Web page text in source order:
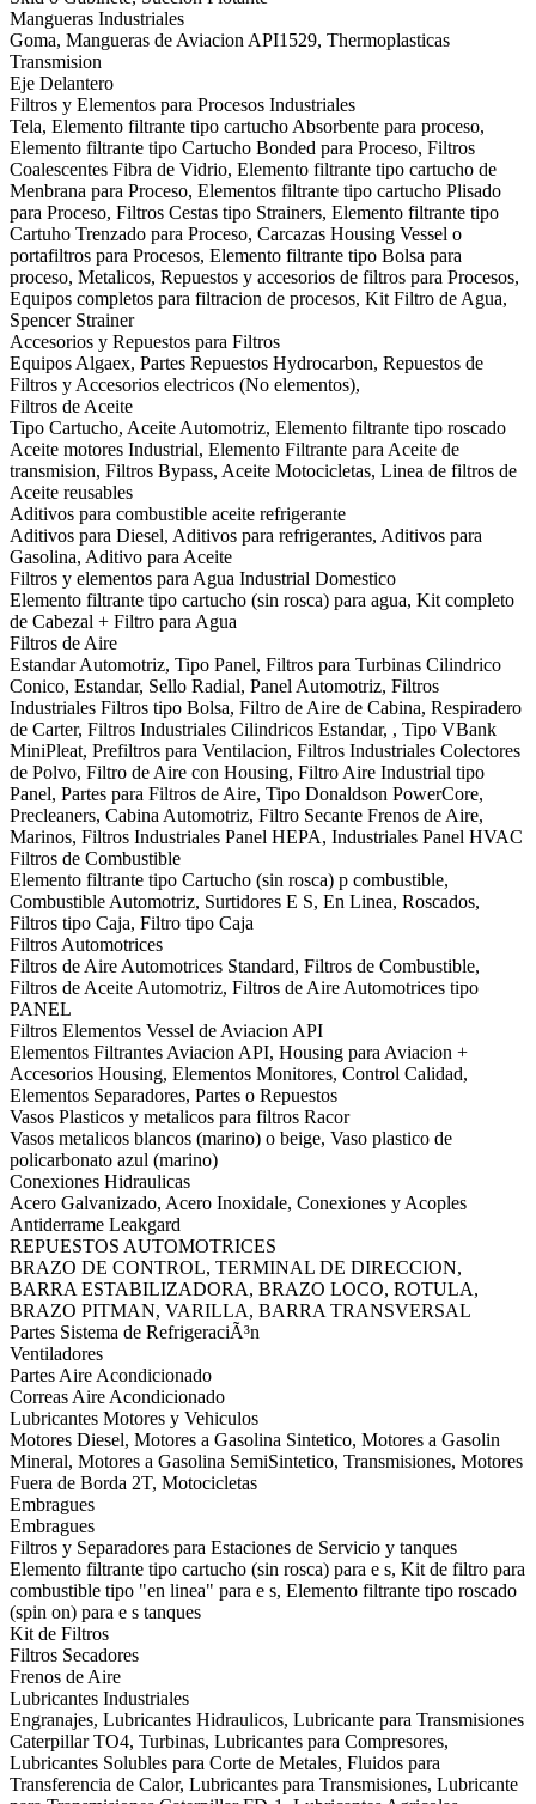
Mangueras Industriales
Goma, Mangueras de Aviacion API1529, Thermoplasticas
Transmision
Eje Delantero
Filtros y Elementos para Procesos Industriales
Tela, Elemento filtrante tipo cartucho Absorbente para proceso,
Elemento filtrante tipo Cartucho Bonded para Proceso, Filtros
Coalescentes Fibra de Vidrio, Elemento filtrante tipo cartucho de
Menbrana para Proceso, Elementos filtrante tipo cartucho Plisado
para Proceso, Filtros Cestas tipo Strainers, Elemento filtrante tipo
Cartuho Trenzado para Proceso, Carcazas Housing Vessel o
portafiltros para Procesos, Elemento filtrante tipo Bolsa para
proceso, Metalicos, Repuestos y accesorios de filtros para Procesos,
Equipos completos para filtracion de procesos, Kit Filtro de Agua,
Spencer Strainer
Accesorios y Repuestos para Filtros
Equipos Algaex, Partes Repuestos Hydrocarbon, Repuestos de
Filtros y Accesorios electricos (No elementos),
Filtros de Aceite
Tipo Cartucho, Aceite Automotriz, Elemento filtrante tipo roscado
Aceite motores Industrial, Elemento Filtrante para Aceite de
transmision, Filtros Bypass, Aceite Motocicletas, Linea de filtros de
Aceite reusables
Aditivos para combustible aceite refrigerante
Aditivos para Diesel, Aditivos para refrigerantes, Aditivos para
Gasolina, Aditivo para Aceite
Filtros y elementos para Agua Industrial Domestico
Elemento filtrante tipo cartucho (sin rosca) para agua, Kit completo
de Cabezal + Filtro para Agua
Filtros de Aire
Estandar Automotriz, Tipo Panel, Filtros para Turbinas Cilindrico
Conico, Estandar, Sello Radial, Panel Automotriz, Filtros
Industriales Filtros tipo Bolsa, Filtro de Aire de Cabina, Respiradero
de Carter, Filtros Industriales Cilindricos Estandar, , Tipo VBank
MiniPleat, Prefiltros para Ventilacion, Filtros Industriales Colectores
de Polvo, Filtro de Aire con Housing, Filtro Aire Industrial tipo
Panel, Partes para Filtros de Aire, Tipo Donaldson PowerCore,
Precleaners, Cabina Automotriz, Filtro Secante Frenos de Aire,
Marinos, Filtros Industriales Panel HEPA, Industriales Panel HVAC
Filtros de Combustible
Elemento filtrante tipo Cartucho (sin rosca) p combustible,
Combustible Automotriz, Surtidores E S, En Linea, Roscados,
Filtros tipo Caja, Filtro tipo Caja
Filtros Automotrices
Filtros de Aire Automotrices Standard, Filtros de Combustible,
Filtros de Aceite Automotriz, Filtros de Aire Automotrices tipo
PANEL
Filtros Elementos Vessel de Aviacion API
Elementos Filtrantes Aviacion API, Housing para Aviacion +
Accesorios Housing, Elementos Monitores, Control Calidad,
Elementos Separadores, Partes o Repuestos
Vasos Plasticos y metalicos para filtros Racor
Vasos metalicos blancos (marino) o beige, Vaso plastico de
policarbonato azul (marino)
Conexiones Hidraulicas
Acero Galvanizado, Acero Inoxidale, Conexiones y Acoples
Antiderrame Leakgard
REPUESTOS AUTOMOTRICES
BRAZO DE CONTROL, TERMINAL DE DIRECCION,
BARRA ESTABILIZADORA, BRAZO LOCO, ROTULA,
BRAZO PITMAN, VARILLA, BARRA TRANSVERSAL
Partes Sistema de RefrigeraciÃ³n
Ventiladores
Partes Aire Acondicionado
Correas Aire Acondicionado
Lubricantes Motores y Vehiculos
Motores Diesel, Motores a Gasolina Sintetico, Motores a Gasolin
Mineral, Motores a Gasolina SemiSintetico, Transmisiones, Motores
Fuera de Borda 2T, Motocicletas
Embragues
Embragues
Filtros y Separadores para Estaciones de Servicio y tanques
Elemento filtrante tipo cartucho (sin rosca) para e s, Kit de filtro para
combustible tipo "en linea" para e s, Elemento filtrante tipo roscado
(spin on) para e s tanques
Kit de Filtros
Filtros Secadores
Frenos de Aire
Lubricantes Industriales
Engranajes, Lubricantes Hidraulicos, Lubricante para Transmisiones
Caterpillar TO4, Turbinas, Lubricantes para Compresores,
Lubricantes Solubles para Corte de Metales, Fluidos para
Transferencia de Calor, Lubricantes para Transmisiones, Lubricante